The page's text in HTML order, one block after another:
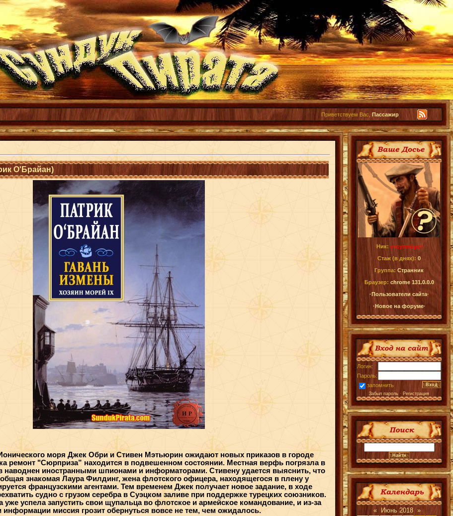
Приветствуем Вас, Пассажир
О'Брайан)
моря Джек Обри и Стивен Мэтьюрин ожидают новых приказов в городе
ремонт "Сюрприза” находится в подвешенном состоянии. Местная верфь погрязла в
наводнен иностранными шпионами и информаторами. Стивену удается выяснить, что
знакомая Лаура Филдинг, жена флотского офицера, находящегося в плену у
французскими агентами. Тем временем Джек получает новое задание, в ходе
судно с грузом серебра в Суэцком заливе при поддержке турецких союзников.
уже успела запустить свои щупальца во флотское и армейское командование, и из-за
информации миссия грозит обернуться вовсе не тем, чем ожидалось.
Ник: отсутствует
Стаж (в днях): 0
Группа: Странник
Браузер: chrome 131.0.0.0
·Пользователи сайта·
·Новое на форуме·
Логин:
Пароль:
запомнить
Забыл пароль · Регистрация
« Июнь 2018 »